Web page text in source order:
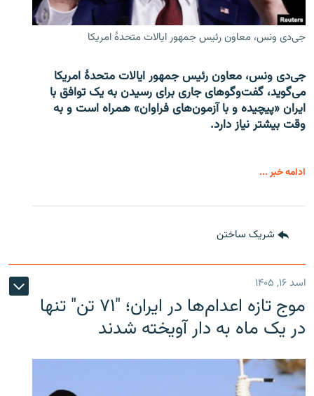
جی‌دی ونس، معاون رئیس جمهور ایالات متحدۀ امریکا
جی‌دی ونس، معاون رئیس جمهور ایالات متحدۀ امریکا
می‌گوید، گفت‌وگوهای جاری برای رسیدن به یک توافق با
ایران «پیچیده و با آزمون‌های فراوان» همراه است و به
وقت بیشتر نیاز دارد.
ادامه خبر ...
شریک ساختن
اسد ۱۶, ۱۴۰۵
موج تازه اعدام‌ها در ایران؛ "۷۱ تن" تنها
در یک ماه به دار آویخته شدند